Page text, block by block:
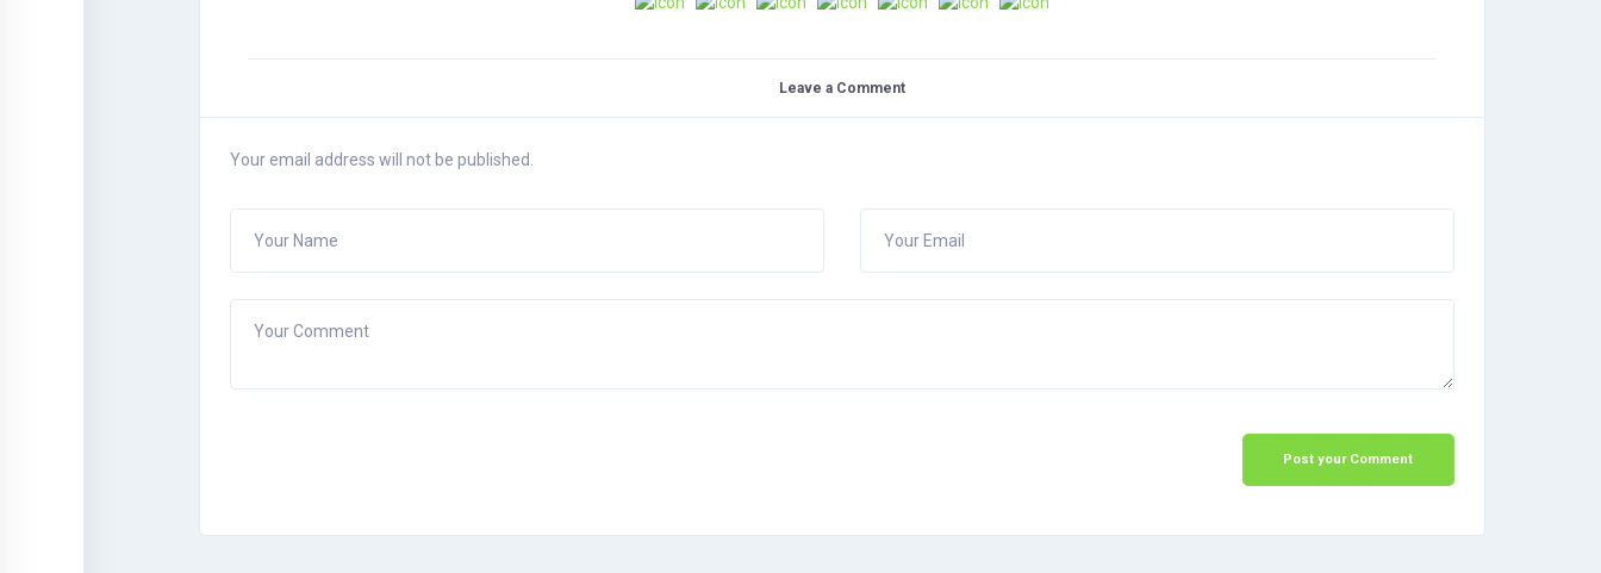
Leave a Comment
Your email address will not be published.
Your Name Your Email
Your Comment
Post your Comment